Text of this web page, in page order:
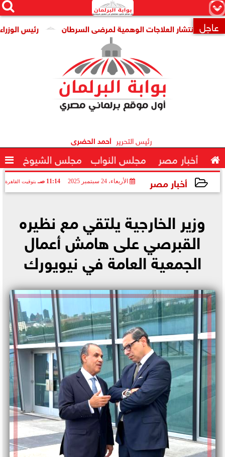
×


 عاجل رئيس الوزراء العلاجات الوهمية لمرضى السرطان
رئيس التحرير أحمد الحضرى
 أخبار مصر مجلس النواب مجلس الشيوخ 
أخبار مصر الأربعاء، 24 سبتمبر 2025 11:14 صـ بتوقيت القاهرة
وزير الخارجية يلتقي مع نظيره
القبرصي على هامش أعمال
الجمعية العامة في نيويورك